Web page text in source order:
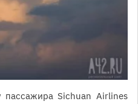
Sichuan Airlines